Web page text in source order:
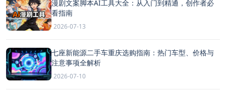
漫剧文案脚本AI工具大全：从入门到精通，创作者必
看指南
2026-07-13
七座新能源二手车重庆选购指南：热门车型、价格与
注意事项全解析
2026-07-10